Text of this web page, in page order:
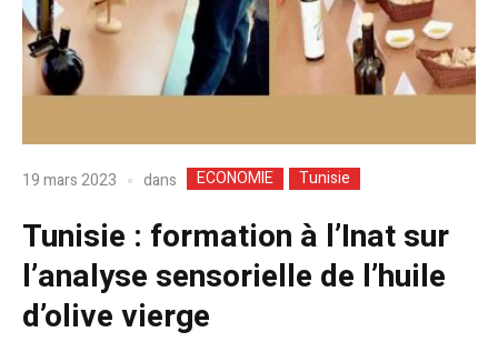
19 mars 2023 dans ECONOMIE Tunisie
Tunisie : formation à l’Inat sur
l’analyse sensorielle de l’huile
d’olive vierge